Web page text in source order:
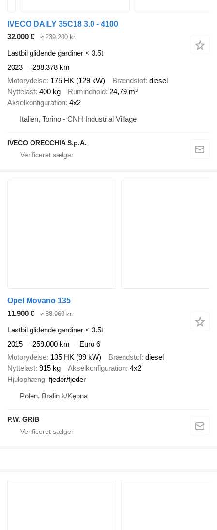
IVECO DAILY 35C18 3.0 - 4100
32.000 €
≈ 239.200 kr.
Lastbil glidende gardiner < 3.5t
2023
298.378 km
Motorydelse 175 HK (129 kW) Brændstof diesel
Nyttelast 400 kg Rumindhold 24,79 m³
Akselkonfiguration 4x2
Italien, Torino - CNH Industrial Village
IVECO ORECCHIA S.p.A.
Opel Movano 135
11.900 €
≈ 88.960 kr.
Lastbil glidende gardiner < 3.5t
2015
259.000 km
Euro 6
Motorydelse 135 HK (99 kW) Brændstof diesel
Nyttelast 915 kg Akselkonfiguration 4x2
Hjulophæng fjeder/fjeder
Polen, Bralin k/Kępna
P.W. GRIB